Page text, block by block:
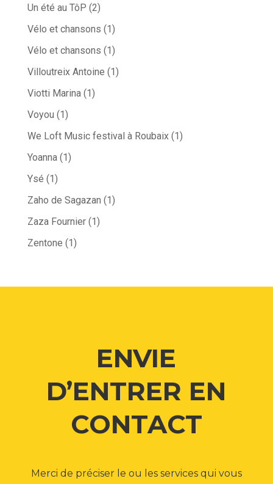
Un été au TôP (2)
Vélo et chansons (1)
Vélo et chansons (1)
Villoutreix Antoine (1)
Viotti Marina(1)
Voyou (1)
We Loft Music festival à Roubaix(1)
Yoanna(1)
Ysé (1)
Zaho de Sagazan (1)
Zaza Fournier(1)
Zentone (1)
ENVIE
D’ENTRER EN
CONTACT
Merci de préciser le ou les services qui vous